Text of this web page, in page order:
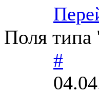
Поля типа
#